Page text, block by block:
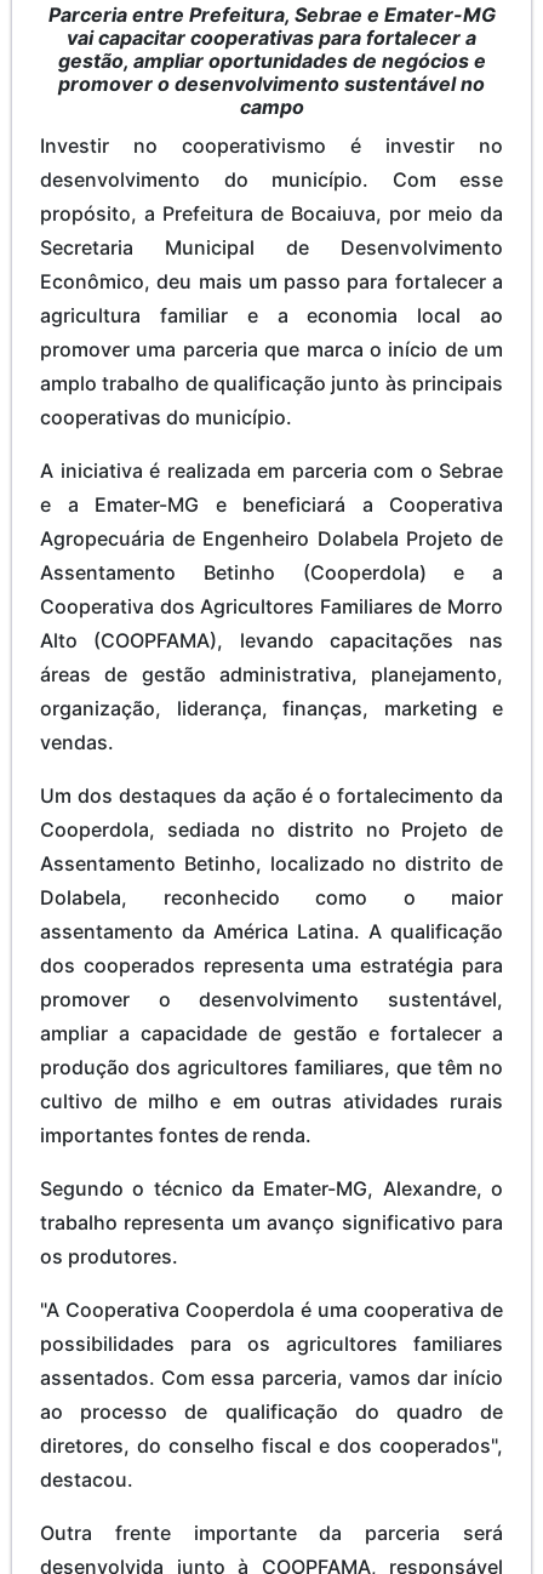
Parceria entre Prefeitura, Sebrae e Emater-MG
vai capacitar cooperativas para fortalecer a
gestão, ampliar oportunidades de negócios e
promover o desenvolvimento sustentável no
campo
Investir no cooperativismo é investir no
desenvolvimento do município. Com esse
propósito, a Prefeitura de Bocaiuva, por meio da
Secretaria Municipal de Desenvolvimento
Econômico, deu mais um passo para fortalecer a
agricultura familiar e a economia local ao
promover uma parceria que marca o início de um
amplo trabalho de qualificação junto às principais
cooperativas do município.
A iniciativa é realizada em parceria com o Sebrae
e a Emater-MG e beneficiará a Cooperativa
Agropecuária de Engenheiro Dolabela Projeto de
Assentamento Betinho (Cooperdola) e a
Cooperativa dos Agricultores Familiares de Morro
Alto (COOPFAMA), levando capacitações nas
áreas de gestão administrativa, planejamento,
organização, liderança, finanças, marketing e
vendas.
Um dos destaques da ação é o fortalecimento da
Cooperdola, sediada no distrito no Projeto de
Assentamento Betinho, localizado no distrito de
Dolabela, reconhecido como o maior
assentamento da América Latina. A qualificação
dos cooperados representa uma estratégia para
promover o desenvolvimento sustentável,
ampliar a capacidade de gestão e fortalecer a
produção dos agricultores familiares, que têm no
cultivo de milho e em outras atividades rurais
importantes fontes de renda.
Segundo o técnico da Emater-MG, Alexandre, o
trabalho representa um avanço significativo para
os produtores.
"A Cooperativa Cooperdola é uma cooperativa de
possibilidades para os agricultores familiares
assentados. Com essa parceria, vamos dar início
ao processo de qualificação do quadro de
diretores, do conselho fiscal e dos cooperados",
destacou.
Outra frente importante da parceria será
desenvolvida junto à COOPFAMA, responsável